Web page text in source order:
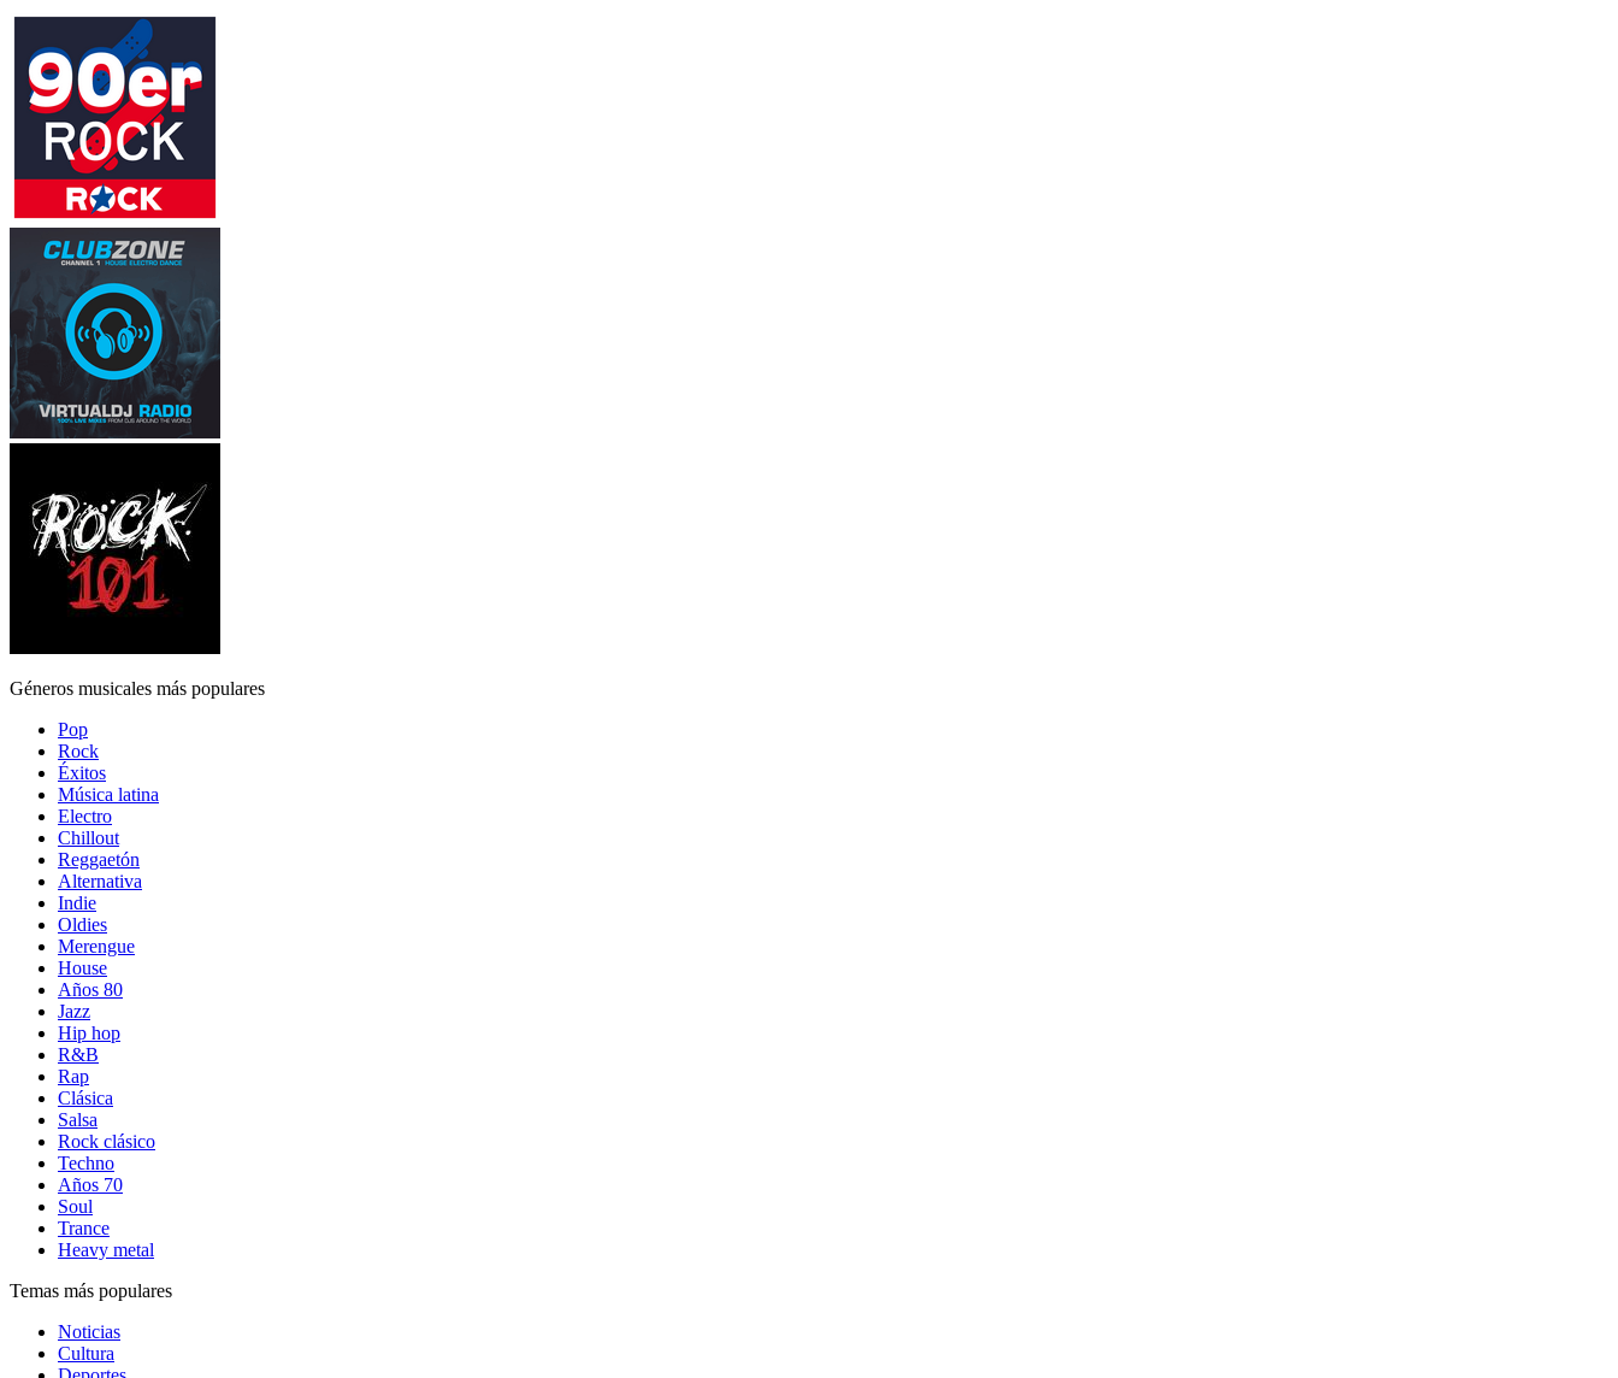
Géneros musicales más populares
Pop
Rock
Éxitos
Música latina
Electro
Chillout
Reggaetón
Alternativa
Indie
Oldies
Merengue
House
Años 80
Jazz
Hip hop
R&B
Rap
Clásica
Salsa
Rock clásico
Techno
Años 70
Soul
Trance
Heavy metal
Temas más populares
Noticias
Cultura